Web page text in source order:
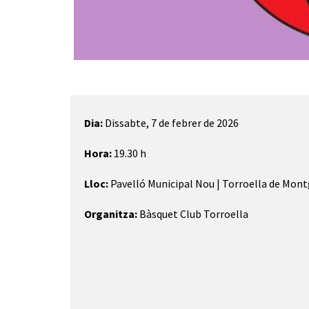
Dia: Dissabte, 7 de febrer de 2026
Hora: 19.30 h
Lloc: Pavelló Municipal Nou | Torroella de
Organitza: Bàsquet Club Torroella